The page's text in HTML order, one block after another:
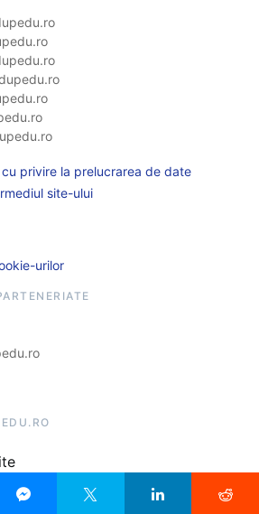
privire la prelucrarea de date
site-ului
urilor